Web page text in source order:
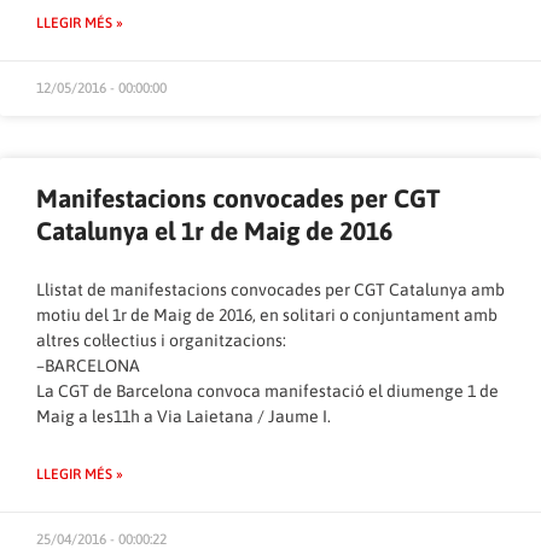
LLEGIR MÉS »
12/05/2016 - 00:00:00
Manifestacions convocades per CGT
Catalunya el 1r de Maig de 2016
Llistat de manifestacions convocades per CGT Catalunya amb
motiu del 1r de Maig de 2016, en solitari o conjuntament amb
altres col·lectius i organitzacions:
–BARCELONA
La CGT de Barcelona convoca manifestació el diumenge 1 de
Maig a les11h a Via Laietana / Jaume I.
LLEGIR MÉS »
25/04/2016 - 00:00:22